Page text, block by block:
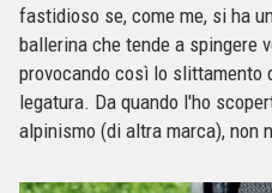
fastidioso se, come me, si ha
ballerina che tende a spingere
provocando così lo slittamento
legatura. Da quando l'ho
alpinismo (di altra marca), non